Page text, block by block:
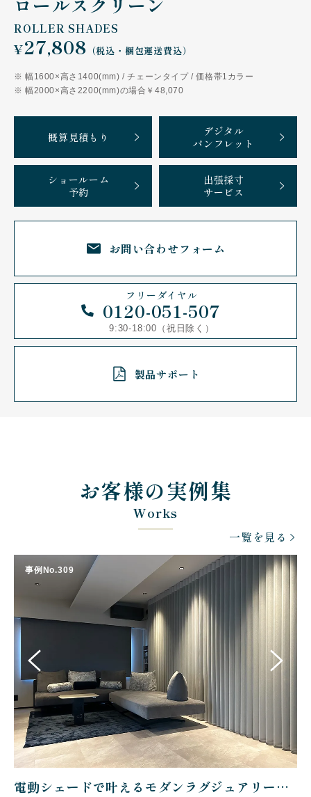
ROLLER SHADES
¥27,808 （税込・梱包運送費込）
幅1600×高さ1400(mm) / チェーンタイプ / 価格帯1カラー
幅2000×高さ2200(mm)の場合￥48,070
概算見積もり
デジタル
パンフレット
ショールーム
予約
出張採寸
サービス
お問い合わせフォーム
フリーダイヤル
0120-051-507
9:30-18:00（祝日除く）
製品サポート
お客様の実例集
Works
一覧を見る
事例No.309
電動シェードで叶えるモダンラグジュアリー空